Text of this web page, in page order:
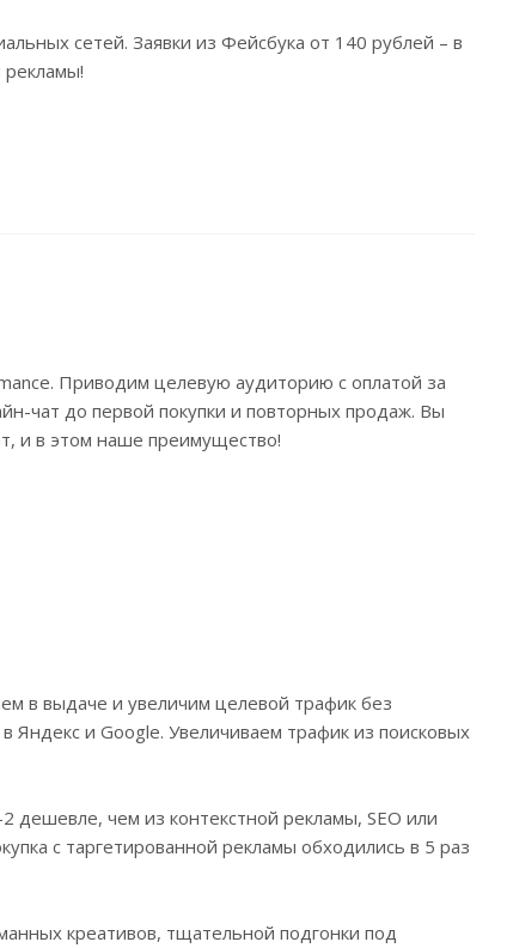
сетей. Заявки из Фейсбука от 140 рублей – в
рекламы!
Приводим целевую аудиторию с оплатой за
чат до первой покупки и повторных продаж. Вы
и в этом наше преимущество!
в выдаче и увеличим целевой трафик без
и Google. Увеличиваем трафик из поисковых
дешевле, чем из контекстной рекламы, SEO или
с таргетированной рекламы обходились в 5 раз
креативов, тщательной подгонки под